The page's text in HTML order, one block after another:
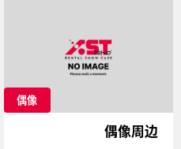
偶像
偶像周边